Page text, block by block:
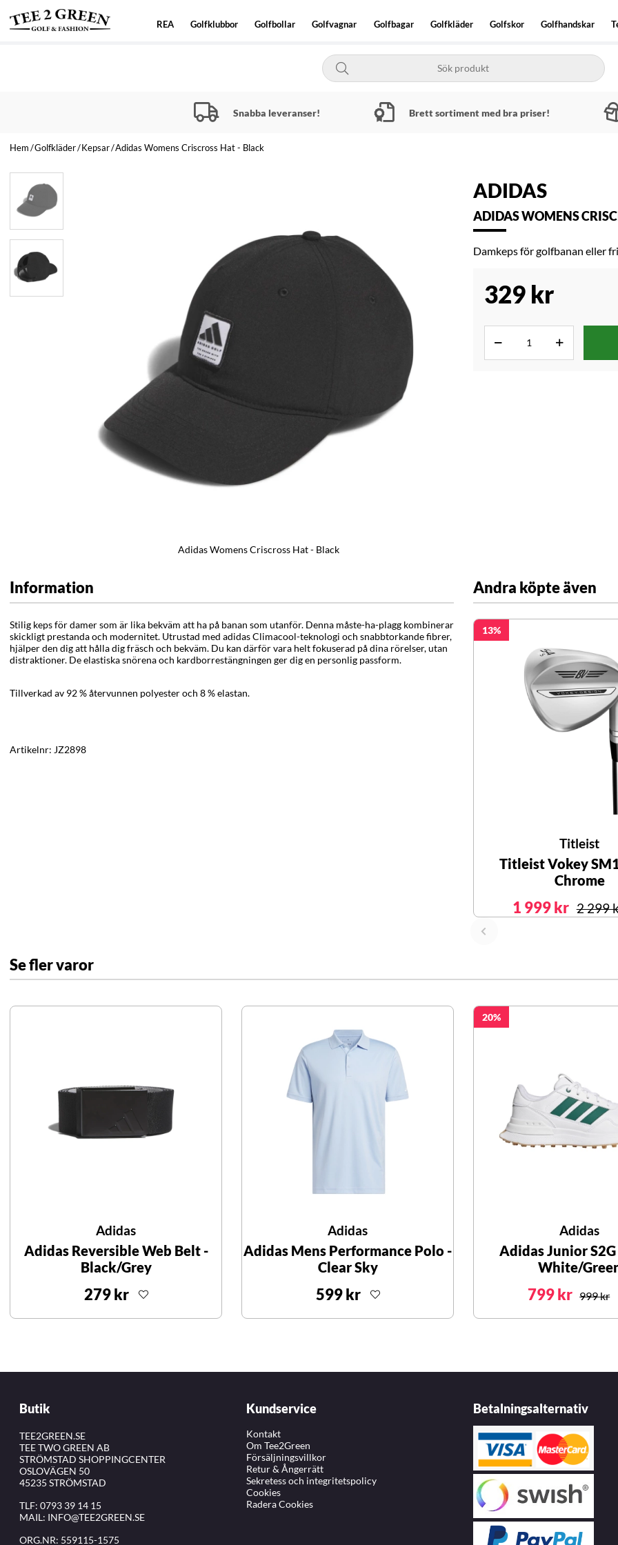
REA Golfklubbor Golfbollar Golfvagnar Golfbagar Golfkläder Golfskor Golfhandskar
Snabba leveranser! Brett sortiment med bra priser!
Hem Golfkläder Kepsar Adidas Womens Criscross Hat - Black
Adidas Womens Criscross Hat - Black
ADIDAS
ADIDAS WOMENS
Damkeps för golfbanan eller
329 kr
Information
Stilig keps för damer som är lika bekväm att ha på banan som utanför. Denna måste-ha-plagg kombinerar
skickligt prestanda och modernitet. Utrustad med adidas Climacool-teknologi och snabbtorkande fibrer,
hjälper den dig att hålla dig fräsch och bekväm. Du kan därför vara helt fokuserad på dina rörelser, utan
distraktioner. De elastiska snörena och kardborrestängningen ger dig en personlig passform.
Tillverkad av 92 % återvunnen polyester och 8 % elastan.
Artikelnr: JZ2898
Andra köpte även
13
Titleist
Titleist Vokey
Chrome
1 999 kr 2 299
Se fler varor
Adidas
Adidas Reversible Web Belt -
Black/Grey
279 kr
Adidas
Adidas Mens Performance Polo -
Clear Sky
599 kr
20
Adidas
Adidas Junior
White/
799 kr 999 kr
Butik
TEE2GREEN.SE
TEE TWO GREEN AB
STRÖMSTAD SHOPPINGCENTER
OSLOVÄGEN 50
45235 STRÖMSTAD
TLF: 0793 39 14 15
MAIL: INFO@TEE2GREEN.SE
ORG.NR: 559115-1575
Kundservice
Kontakt
Om Tee2Green
Försäljningsvillkor
Retur & Ångerrätt
Sekretess och integritetspolicy
Cookies
Radera Cookies
Betalningsalternativ